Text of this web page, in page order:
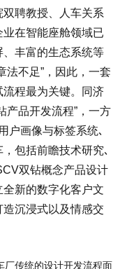
聘教授、人车关系
在智能座舱领域已
丰富的生态系统等
法不足”，因此，一套
程最为关键。同济
产品开发流程”，一方
户画像与标签系统､
包括前瞻技术研究､
双钻概念产品设计
新的数字化客户文
沉浸式以及情感交